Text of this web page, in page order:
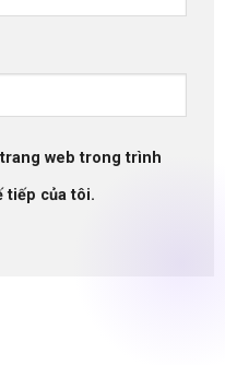
web trong trình
tiếp của tôi.